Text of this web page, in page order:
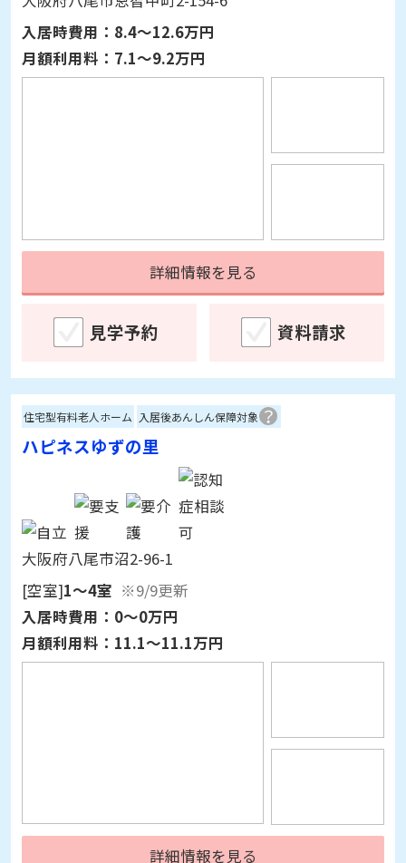
月額利用料：7.1～9.2万円
見学予約
ハピネスゆずの里
大阪府八尾市沼2-96-1
[空室]1～4室
※9/9更新
入居時費用：0～0万円
月額利用料： 11.1～11.1万円